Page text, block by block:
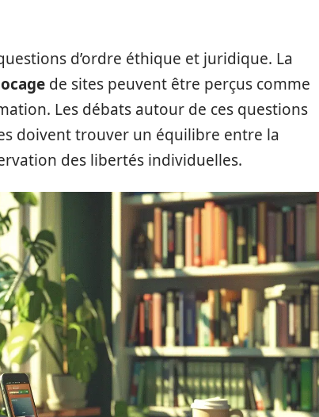
d’ordre éthique et juridique. La
de sites peuvent être perçus comme
Les débats autour de ces questions
doivent trouver un équilibre entre la
des libertés individuelles.